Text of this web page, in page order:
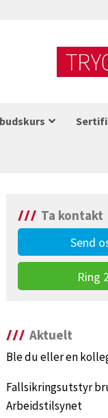
Ta kontakt
Send
Ring
Aktuelt
Ble du eller en
Fallsikringsutstyr
Arbeidstilsynet